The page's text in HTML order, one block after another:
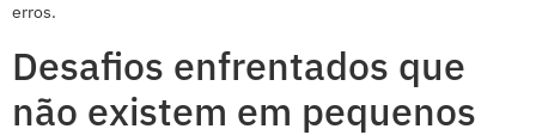
erros.
Desafios enfrentados que
não existem em pequenos